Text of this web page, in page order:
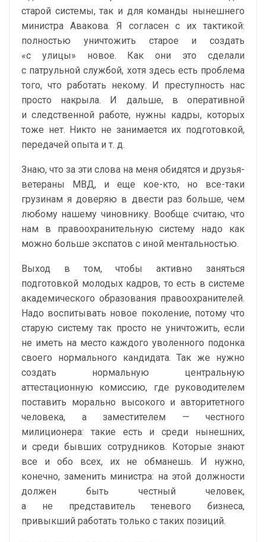
старой системы, так и для команды нынешнего
министра Авакова. Я согласен с их тактикой:
полностью уничтожить старое и создать
«с улицы» новое. Как они это сделали
с патрульной службой, хотя здесь есть проблема
того, что работать некому. И преступность нас
просто накрыла. И дальше, в оперативной
и следственной работе, нужны кадры, которых
тоже нет. Никто не занимается их подготовкой,
передачей опыта и т. д.
Знаю, что за эти слова на меня обидятся и друзья-
ветераны МВД, и еще кое-кто, но все-таки
грузинам я доверяю в двести раз больше, чем
любому нашему чиновнику. Вообще считаю, что
нам в правоохранительную систему надо как
можно больше экспатов с иной ментальностью.
Выход в том, чтобы активно заняться
подготовкой молодых кадров, то есть в системе
академического образования правоохранителей.
Надо воспитывать новое поколение, потому что
старую систему так просто не уничтожить, если
не иметь на место каждого уволенного подонка
своего нормального кандидата. Так же нужно
создать нормальную центральную
аттестационную комиссию, где руководителем
поставить морально высокого и авторитетного
человека, а заместителем — честного
милиционера: такие есть и среди нынешних,
и среди бывших сотрудников. Которые знают
все и обо всех, их не обманешь. И нужно,
конечно, заменить министра: на этой должности
должен быть честный человек,
а не представитель теневого бизнеса,
привыкший работать только с таких позиций.